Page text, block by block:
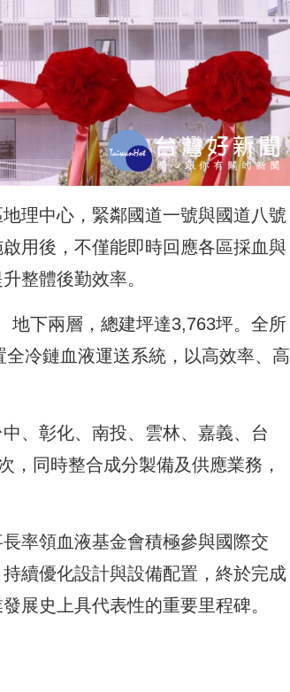
理中心，緊鄰國道一號與國道八號
用後，不僅能即時回應各區採血與
整體後勤效率。
地下兩層，總建坪達3,763坪。全所
冷鏈血液運送系統，以高效率、高
、彰化、南投、雲林、嘉義、台
，同時整合成分製備及供應業務，
率領血液基金會積極參與國際交
續優化設計與設備配置，終於完成
展史上具代表性的重要里程碑。